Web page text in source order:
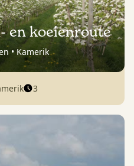
en koeienroute
• Kamerik
3